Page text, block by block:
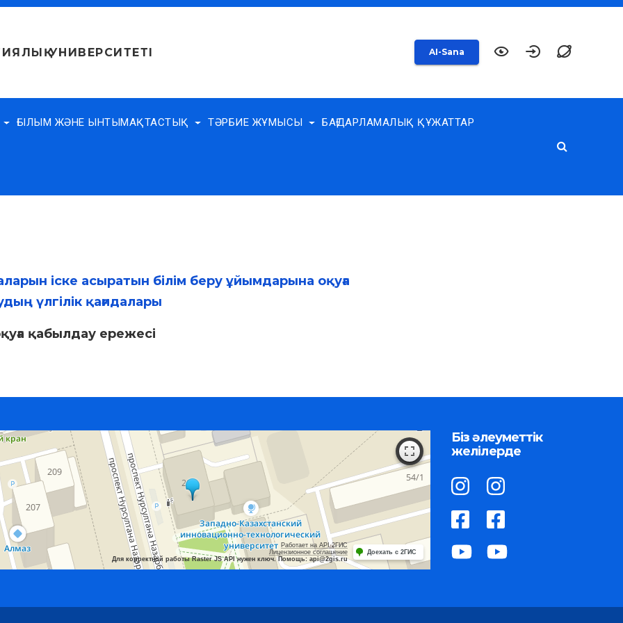
УНИВЕРСИТЕТІ
AI-Sana
ҒЫЛЫМ ЖӘНЕ ЫНТЫМАҚТАСТЫҚ ТӘРБИЕ ЖҰМЫСЫ БАҒДАРЛАМАЛЫҚ ҚҰЖАТТАР
іске асыратын білім беру ұйымдарына оқуға
үлгілік қағидалары
қабылдау ережесі
Работает на API 2ГИС
Лицензионное соглашение
Для корректной работы Raster JS API нужен ключ. Помощь: api@2gis.ru
Доехать с 2ГИС
Біз әлеуметтік
желілерде